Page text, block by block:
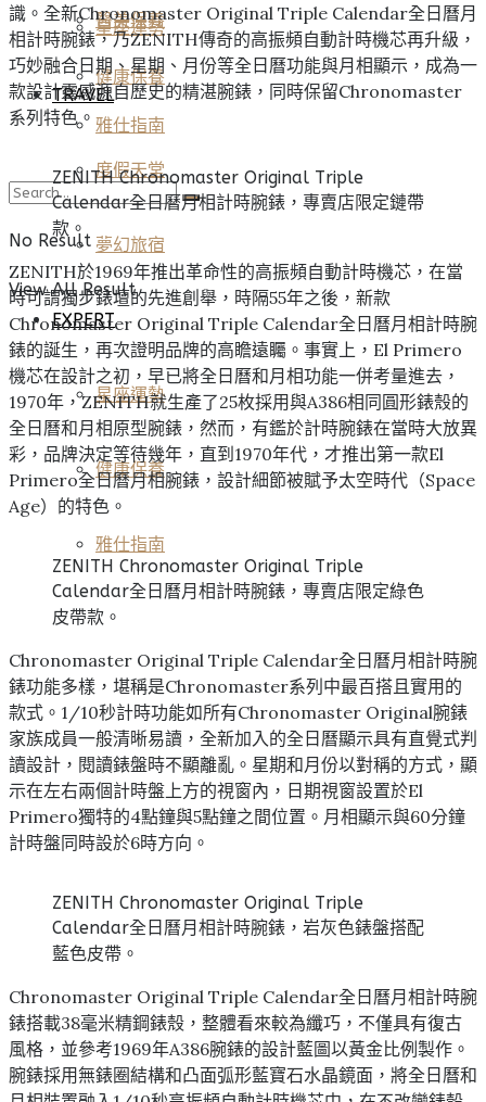
醫美保養
TRAVEL
度假天堂
夢幻旅宿
EXPERT
星座運勢
健康保養
雅仕指南
星座運勢
健康保養
雅仕指南
No Result
View All Result
識。全新Chronomaster Original Triple Calendar全日曆月
相計時腕錶，乃ZENITH傳奇的高振頻自動計時機芯再升級，
巧妙融合日期、星期、月份等全日曆功能與月相顯示，成為一
款設計靈感源自歷史的精湛腕錶，同時保留Chronomaster
系列特色。
ZENITH Chronomaster Original Triple
Calendar全日曆月相計時腕錶，專賣店限定鏈帶
款。
ZENITH於1969年推出革命性的高振頻自動計時機芯，在當
時可謂獨步錶壇的先進創舉，時隔55年之後，新款
Chronomaster Original Triple Calendar全日曆月相計時腕
錶的誕生，再次證明品牌的高瞻遠矚。事實上，El Primero
機芯在設計之初，早已將全日曆和月相功能一併考量進去，
1970年，ZENITH就生產了25枚採用與A386相同圓形錶殼的
全日曆和月相原型腕錶，然而，有鑑於計時腕錶在當時大放異
彩，品牌決定等待幾年，直到1970年代，才推出第一款El
Primero全日曆月相腕錶，設計細節被賦予太空時代（Space
Age）的特色。
ZENITH Chronomaster Original Triple
Calendar全日曆月相計時腕錶，專賣店限定綠色
皮帶款。
Chronomaster Original Triple Calendar全日曆月相計時腕
錶功能多樣，堪稱是Chronomaster系列中最百搭且實用的
款式。1/10秒計時功能如所有Chronomaster Original腕錶
家族成員一般清晰易讀，全新加入的全日曆顯示具有直覺式判
讀設計，閱讀錶盤時不顯離亂。星期和月份以對稱的方式，顯
示在左右兩個計時盤上方的視窗內，日期視窗設置於El
Primero獨特的4點鐘與5點鐘之間位置。月相顯示與60分鐘
計時盤同時設於6時方向。
ZENITH Chronomaster Original Triple
Calendar全日曆月相計時腕錶，岩灰色錶盤搭配
藍色皮帶。
Chronomaster Original Triple Calendar全日曆月相計時腕
錶搭載38毫米精鋼錶殼，整體看來較為纖巧，不僅具有復古
風格，並參考1969年A386腕錶的設計藍圖以黃金比例製作。
腕錶採用無錶圈結構和凸面弧形藍寶石水晶鏡面，將全日曆和